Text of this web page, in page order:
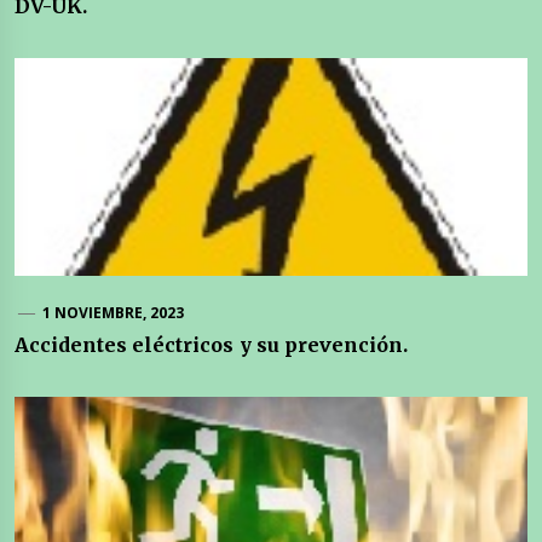
DV-UK.
1 NOVIEMBRE, 2023
Accidentes eléctricos y su prevención.